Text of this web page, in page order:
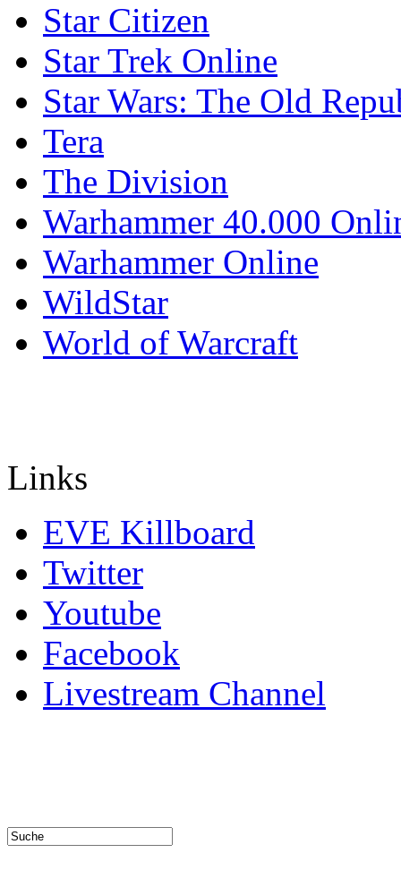
Star Citizen
Star Trek Online
Star Wars: The Old
Tera
The Division
Warhammer 40.000
Warhammer Online
WildStar
World of Warcraft
Links
EVE Killboard
Twitter
Youtube
Facebook
Livestream Channel